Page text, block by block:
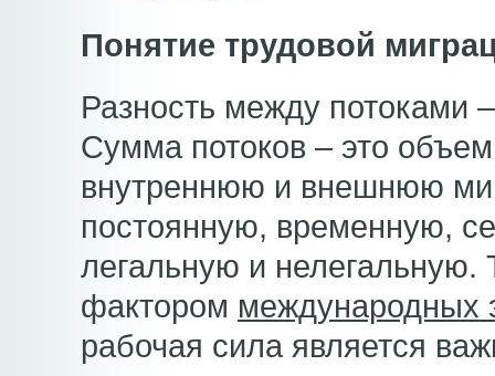
Понятие трудовой
Разность между потоками
Сумма потоков – это
внутреннюю и внешнюю
постоянную, временную,
легальную и нелегальную.
фактором международных
рабочая сила является